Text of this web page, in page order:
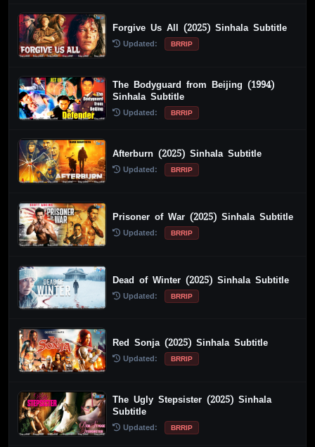
Forgive Us All (2025) Sinhala Subtitle
Updated: BRRIP
The Bodyguard from Beijing (1994)
Sinhala Subtitle
Updated: BRRIP
Afterburn (2025) Sinhala Subtitle
Updated: BRRIP
Prisoner of War (2025) Sinhala Subtitle
Updated: BRRIP
Dead of Winter (2025) Sinhala Subtitle
Updated: BRRIP
Red Sonja (2025) Sinhala Subtitle
Updated: BRRIP
The Ugly Stepsister (2025) Sinhala
Subtitle
Updated: BRRIP